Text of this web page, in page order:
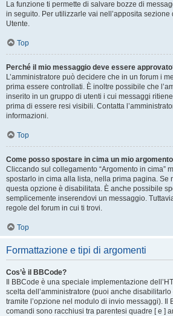
La funzione ti permette di salvare bozze di
in seguito. Per utilizzarle vai nell’apposita
Utente.
Top
Perché il mio messaggio deve essere
L’amministratore può decidere che in un forum i
prima essere controllati. È inoltre possibile che
inserito in un gruppo di utenti i cui messaggi
prima di essere resi visibili. Contatta
informazioni.
Top
Come posso spostare in cima un mio
Cliccando sul collegamento “Argomento in cima”
spostarlo in cima alla lista, nella prima pagina. Se
questa opzione è disabilitata. È anche possibile
semplicemente inserendovi un messaggio.
regole del forum in cui ti trovi.
Top
Formattazione e tipi di argomenti
Cos’è il BBCode?
Il BBCode è una speciale implementazione
scelta dell’amministratore (puoi anche
tramite l’opzione nel modulo di invio messaggi). Il
comandi sono racchiusi tra parentesi quadre [ e ]